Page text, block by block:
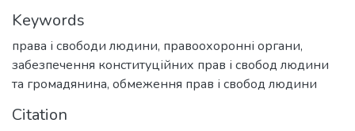
Keywords
права і свободи людини, правоохоронні органи,
забезпечення конституційних прав і свобод людини
та громадянина, обмеження прав і свобод людини
Citation